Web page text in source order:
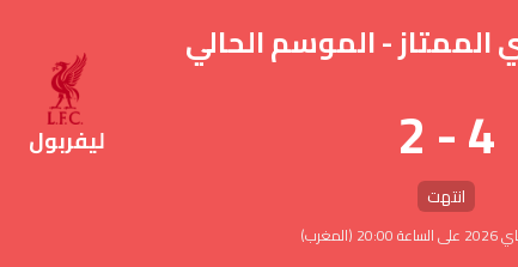
الممتاز - الموسم الحالي
4 - 2
انتهت
ليفربول